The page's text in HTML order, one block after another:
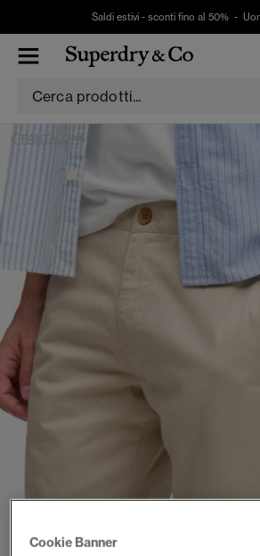
Saldi estivi - sconti fino al 50% -
PANTALONI
1
Cookie Banner